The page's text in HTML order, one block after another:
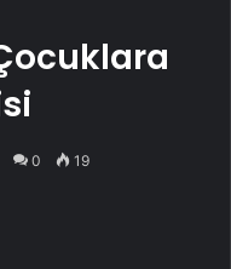
0 19